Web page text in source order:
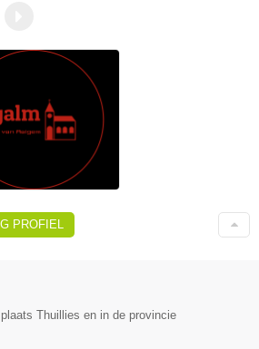
PROFIEL
Thuillies en in de provincie